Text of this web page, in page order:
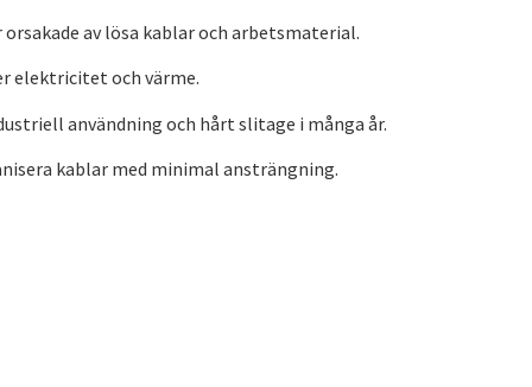
av lösa kablar och arbetsmaterial.
elektricitet och värme.
användning och hårt slitage i många år.
kablar med minimal ansträngning.